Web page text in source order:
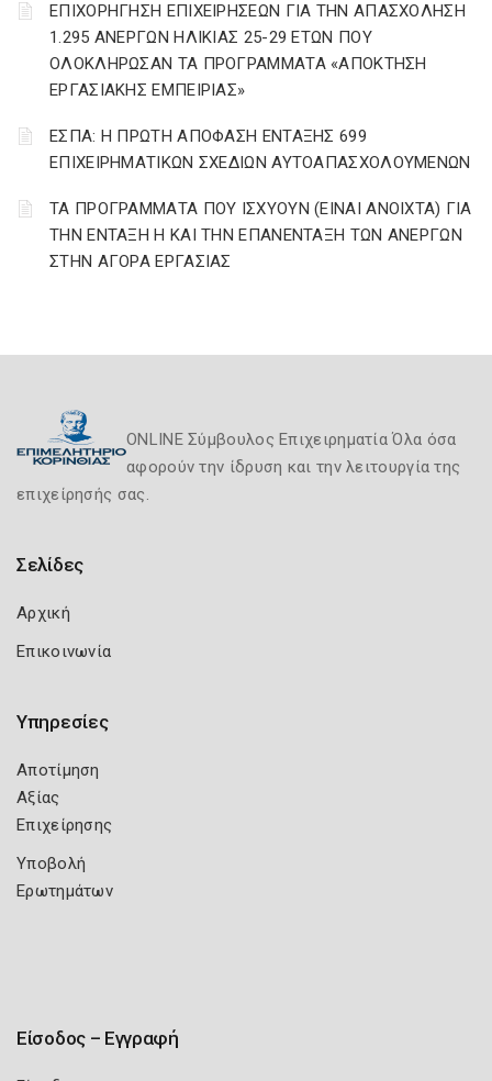
ΕΠΙΧΟΡΗΓΗΣΗ ΕΠΙΧΕΙΡΗΣΕΩΝ ΓΙΑ ΤΗΝ ΑΠΑΣΧΟΛΗΣΗ
1.295 ΑΝΕΡΓΩΝ ΗΛΙΚΙΑΣ 25-29 ΕΤΩΝ ΠΟΥ
ΟΛΟΚΛΗΡΩΣΑΝ ΤΑ ΠΡΟΓΡΑΜΜΑΤΑ «ΑΠΟΚΤΗΣΗ
ΕΡΓΑΣΙΑΚΗΣ ΕΜΠΕΙΡΙΑΣ»
ΕΣΠΑ: Η ΠΡΩΤΗ ΑΠΟΦΑΣΗ ΕΝΤΑΞΗΣ 699
ΕΠΙΧΕΙΡΗΜΑΤΙΚΩΝ ΣΧΕΔΙΩΝ ΑΥΤΟΑΠΑΣΧΟΛΟΥΜΕΝΩΝ
ΤΑ ΠΡΟΓΡΑΜΜΑΤΑ ΠΟΥ ΙΣΧΥΟΥΝ (ΕΙΝΑΙ ΑΝΟΙΧΤΑ) ΓΙΑ
ΤΗΝ ΕΝΤΑΞΗ Η ΚΑΙ ΤΗΝ ΕΠΑΝΕΝΤΑΞΗ ΤΩΝ ΑΝΕΡΓΩΝ
ΣΤΗΝ ΑΓΟΡΑ ΕΡΓΑΣΙΑΣ
ONLINE Σύμβουλος Επιχειρηματία Όλα όσα
αφορούν την ίδρυση και την λειτουργία της
επιχείρησής σας.
Σελίδες
Αρχική
Επικοινωνία
Υπηρεσίες
Αποτίμηση
Αξίας
Επιχείρησης
Υποβολή
Ερωτημάτων
Είσοδος – Εγγραφή